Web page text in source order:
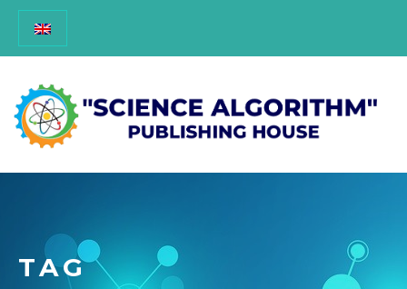
TAG